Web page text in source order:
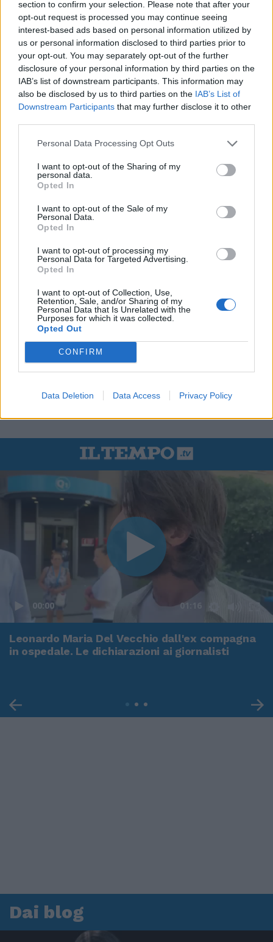
section to confirm your selection. Please note that after your
opt-out request is processed you may continue seeing
interest-based ads based on personal information utilized by
us or personal information disclosed to third parties prior to
your opt-out. You may separately opt-out of the further
disclosure of your personal information by third parties on the
IAB’s list of downstream participants. This information may
also be disclosed by us to third parties on the IAB’s List of
Downstream Participants that may further disclose it to other
Personal Data Processing Opt Outs
I want to opt-out of the Sharing of my
personal data.
Opted In
I want to opt-out of the Sale of my
Personal Data.
Opted In
I want to opt-out of processing my
Personal Data for Targeted Advertising.
Opted In
I want to opt-out of Collection, Use,
Retention, Sale, and/or Sharing of my
Personal Data that Is Unrelated with the
Purposes for which it was collected.
Opted Out
CONFIRM
Data Deletion Data Access Privacy Policy
00:00 01:16
Leonardo Maria Del Vecchio dall'ex compagna
in ospedale. Le dichiarazioni ai giornalisti
Dai blog